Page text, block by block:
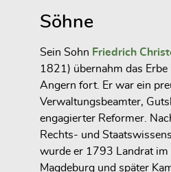
Söhne
Sein Sohn Friedrich
1821) übernahm das
Angern fort. Er war ein
Verwaltungsbeamter,
engagierter Reformer.
Rechts- und
wurde er 1793 Landrat im
Magdeburg und später